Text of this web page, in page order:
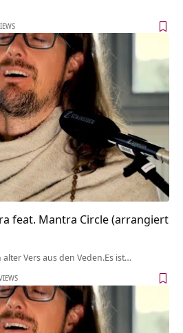
feat. Mantra Circle (arrangiert
alter Vers aus den Veden.Es ist…